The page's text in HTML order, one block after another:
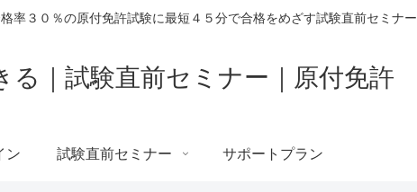
率３０％の原付免許試験に最短４５分で合格をめざす試験直前セミナー
る｜試験直前セミナー｜原付免許
ン 試験直前セミナー サポートプラン